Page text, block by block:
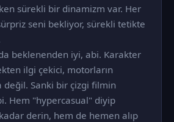
sürekli bir dinamizm var. Her
seni bekliyor, sürekli tetikte
beklenenden iyi, abi. Karakter
ilgi çekici, motorların
değil. Sanki bir çizgi filmin
Hem "hypercasual" diyip
derin, hem de hemen alıp